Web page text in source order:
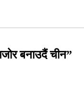
बनाउदैं चीन”